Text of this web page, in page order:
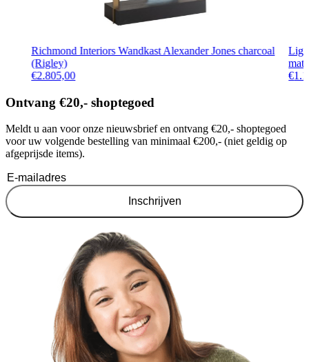
Richmond Interiors Wandkast Alexander Jones charcoal
(Rigley)
€2.805,00
mat
€
Ontvang €20,- shoptegoed
Meldt u aan voor onze nieuwsbrief en ontvang €20,- shoptegoed
voor uw volgende bestelling van minimaal €200,- (niet geldig op
afgeprijsde items).
Inschrijven